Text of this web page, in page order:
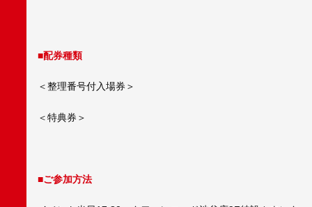
■配券種類
＜整理番号付入場券＞
＜特典券＞
■ご参加方法